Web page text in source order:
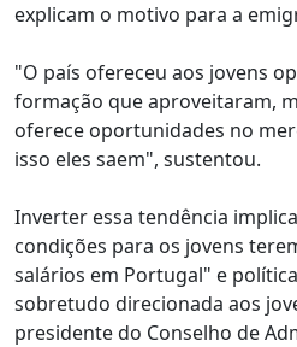
explicam o motivo para a
"O país ofereceu aos jovens
formação que aproveitaram,
oferece oportunidades no
isso eles saem", sustentou.
Inverter essa tendência
condições para os jovens
salários em Portugal" e
sobretudo direcionada aos
presidente do Conselho de